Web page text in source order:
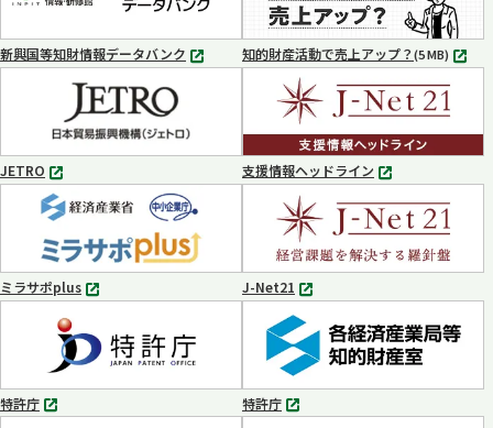
で
く
で
開
く
新興国等知財情報データバンク
別
開
く
知的財産活動で売上アップ？(5 MB) MP4
JETRO
別
タ
ブ
で
開
く
支援情報ヘッドライン
別
タ
ブ
で
開
く
ミラサポplus
別
ブ
で
開
く
J-Net21
別
タ
ブ
で
開
く
特許庁
別
特許庁
別